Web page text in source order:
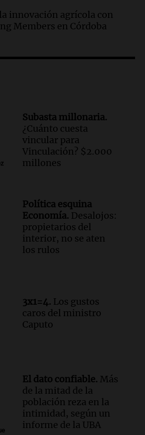
todos
derribó el mito
para todos
a los 25 años, lucha
necesita un trasplante
que la inflación nacional
menor al 2,9% registrado
todos
todos
planteó mejorar la
fronteriza, aérea y digital
innovación agrícola con
Members en Córdoba
Subasta millonaria.
¿Cuánto cuesta
vincular para
Vinculación? $2.000
millones
Política esquina
Economía. Desalojos:
propietarios del
interior, no se aten
los rulos
3x1=4. Los gustos
caros del ministro
Caputo
El dato confiable. Más
de la mitad de la
población reza en la
intimidad, según un
informe de la UBA